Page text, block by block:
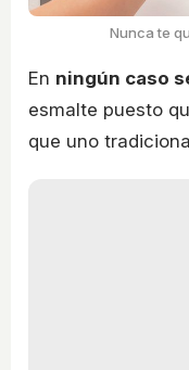
Nunca te
En ningún caso
esmalte puesto
que uno